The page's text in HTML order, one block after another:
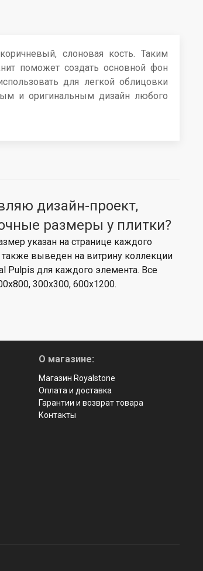
слоновая кость. Таким
поможет создать основной фон
для легкой облицовки
и оригинальным дизайн любого
дизайн-проект,
размеры у плитки?
указан на странице каждого
также выведен на витрину коллекции
Pulpis для каждого элемента. Все
300x300, 600x1200.
О магазине:
Магазин Royalstone
Оплата и доставка
Гарантии и возврат товара
Контакты